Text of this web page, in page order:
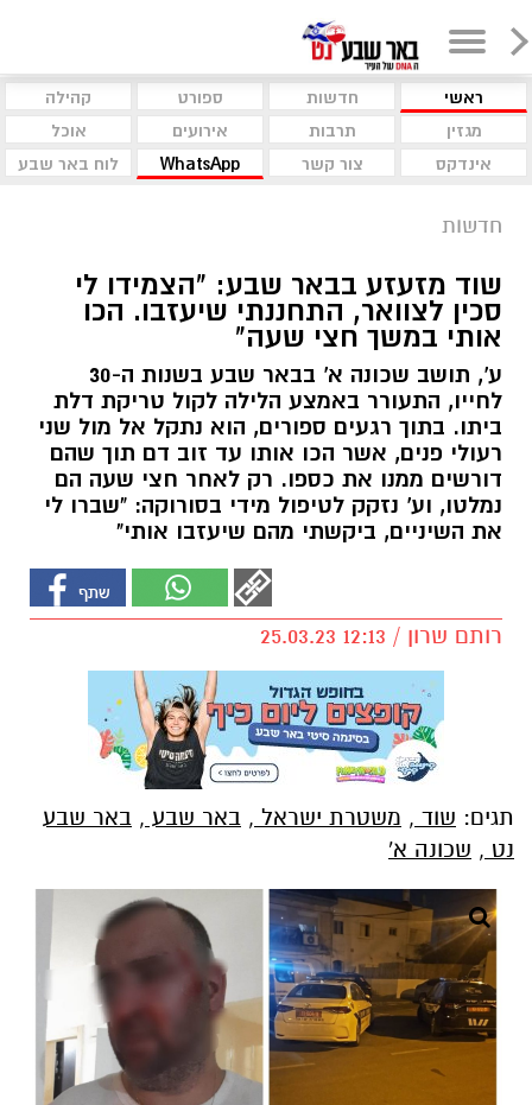
ראשי חדשות ספורט
קהילה
מגזין
תרבות אירועים
אוכל
אינדקס
צור קשר WhatsApp לוח באר שבע
חדשות
שוד מזעזע בבאר שבע: "הצמידו לי
סכין לצוואר, התחננתי שיעזבו. הכו
אותי במשך חצי שעה"
ע', תושב שכונה א' בבאר שבע בשנות ה-30
לחייו, התעורר באמצע הלילה לקול טריקת דלת
ביתו. בתוך רגעים ספורים, הוא נתקל אל מול שני
רעולי פנים, אשר הכו אותו עד זוב דם תוך שהם
דורשים ממנו את כספו. רק לאחר חצי שעה הם
נמלטו, וע' נזקק לטיפול מידי בסורוקה: "שברו לי
את השיניים, ביקשתי מהם שיעזבו אותי"
רותם שרון / 12:13 25.03.23
תגים: שוד , משטרת ישראל , באר שבע , באר שבע
נט , שכונה א'